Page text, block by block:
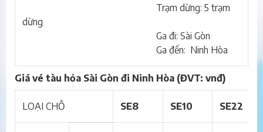
Trạm dừng: 5 trạm
dừng
Ga đi: Sài Gòn
Ga đến: Ninh Hòa
Giá vé tàu hỏa Sài Gòn đi Ninh Hòa (ĐVT: vnđ)
LOẠI CHỖ SE8 SE10 SE22